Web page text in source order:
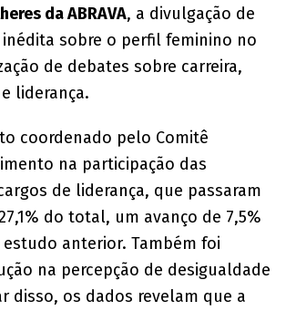
da ABRAVA, a divulgação de
inédita sobre o perfil feminino no
de debates sobre carreira,
liderança.
coordenado pelo Comitê
na participação das
de liderança, que passaram
do total, um avanço de 7,5%
anterior. Também foi
na percepção de desigualdade
disso, os dados revelam que a